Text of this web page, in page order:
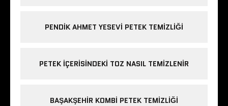
PENDIK AHMET YESEVI PETEK TEMIZLIĞI
PETEK IÇERISINDEKI TOZ NASIL TEMIZLENIR
BAŞAKŞEHIR KOMBI PETEK TEMIZLIĞI